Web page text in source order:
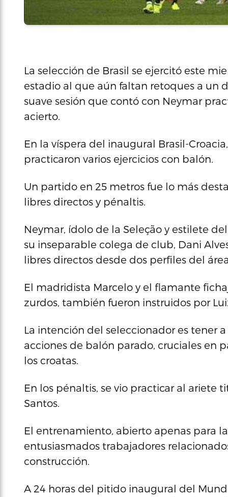
La selección de Brasil se ejercitó este
estadio al que aún faltan retoques a un
suave sesión que contó con Neymar
acierto.
En la víspera del inaugural Brasil-
practicaron varios ejercicios con balón.
Un partido en 25 metros fue lo más
libres directos y pénaltis.
Neymar, ídolo de la Seleção y estilete
su inseparable colega de club, Dani
libres directos desde dos perfiles del
El madridista Marcelo y el flamante
zurdos, también fueron instruidos por
La intención del seleccionador es tener
acciones de balón parado, cruciales en
los croatas.
En los pénaltis, se vio practicar al ariete
Santos.
El entrenamiento, abierto apenas para
entusiasmados trabajadores
construcción.
A 24 horas del pitido inaugural del